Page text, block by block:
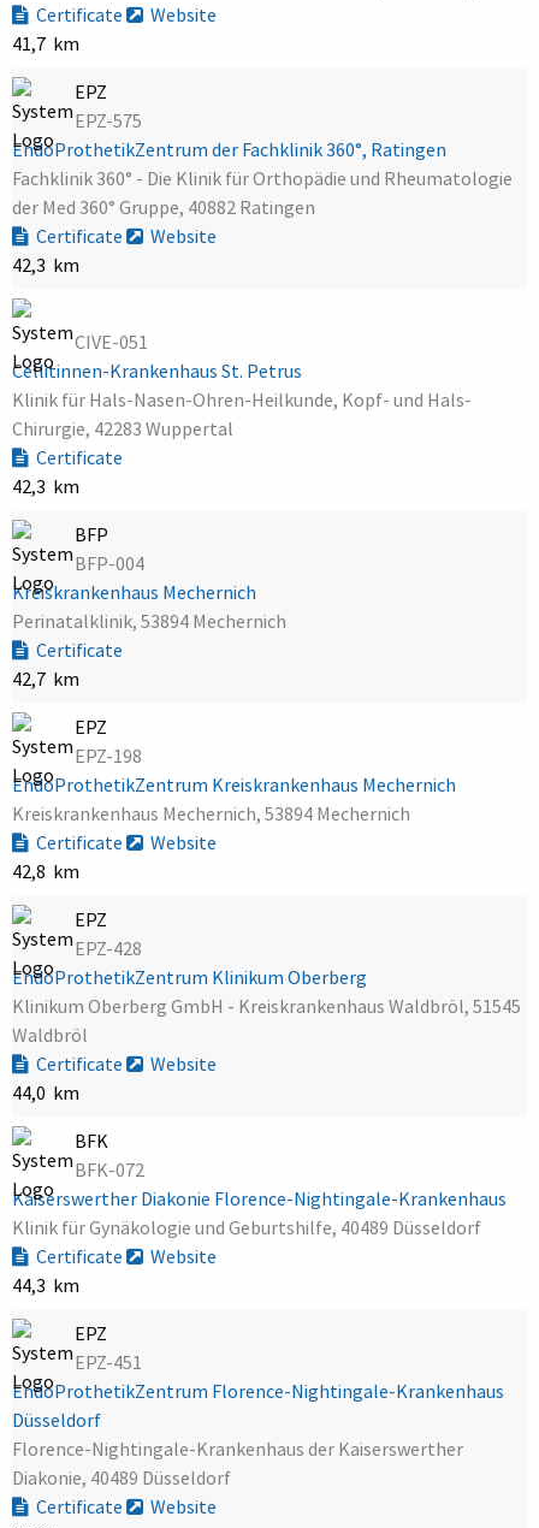
Certificate
Website
41,7 km
EPZ
EPZ-575
EndoProthetikZentrum der Fachklinik 360°, Ratingen
Fachklinik 360° - Die Klinik für Orthopädie und Rheumatologie
der Med 360° Gruppe, 40882 Ratingen
Certificate
Website
42,3 km
CIVE-051
Cellitinnen-Krankenhaus St. Petrus
Klinik für Hals-Nasen-Ohren-Heilkunde, Kopf- und Hals-
Chirurgie, 42283 Wuppertal
Certificate
42,3 km
BFP
BFP-004
Kreiskrankenhaus Mechernich
Perinatalklinik, 53894 Mechernich
Certificate
42,7 km
EPZ
EPZ-198
EndoProthetikZentrum Kreiskrankenhaus Mechernich
Kreiskrankenhaus Mechernich, 53894 Mechernich
Certificate
Website
42,8 km
EPZ
EPZ-428
EndoProthetikZentrum Klinikum Oberberg
Klinikum Oberberg GmbH - Kreiskrankenhaus Waldbröl, 51545
Waldbröl
Certificate
Website
44,0 km
BFK
BFK-072
Kaiserswerther Diakonie Florence-Nightingale-Krankenhaus
Klinik für Gynäkologie und Geburtshilfe, 40489 Düsseldorf
Certificate
Website
44,3 km
EPZ
EPZ-451
EndoProthetikZentrum Florence-Nightingale-Krankenhaus
Düsseldorf
Florence-Nightingale-Krankenhaus der Kaiserswerther
Diakonie, 40489 Düsseldorf
Certificate
Website